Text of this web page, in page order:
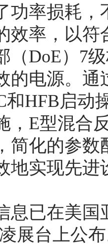
功率损耗
效率，以符
（DoE）7
的电源。通
和HFB启动
，E型混合
简化的参
地实现先进
息已在美国
展台上公